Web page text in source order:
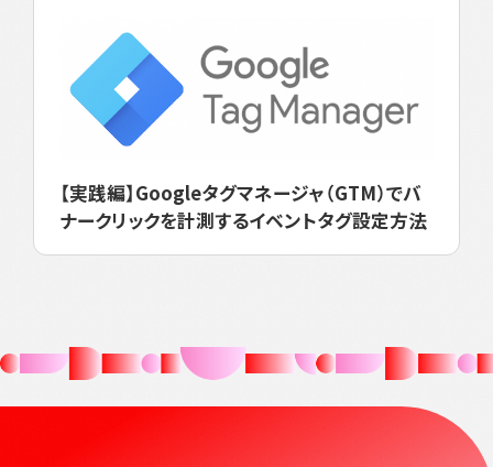
【実践編】Googleタグマネージャ（GTM）でバ
ナークリックを計測するイベントタグ設定方法